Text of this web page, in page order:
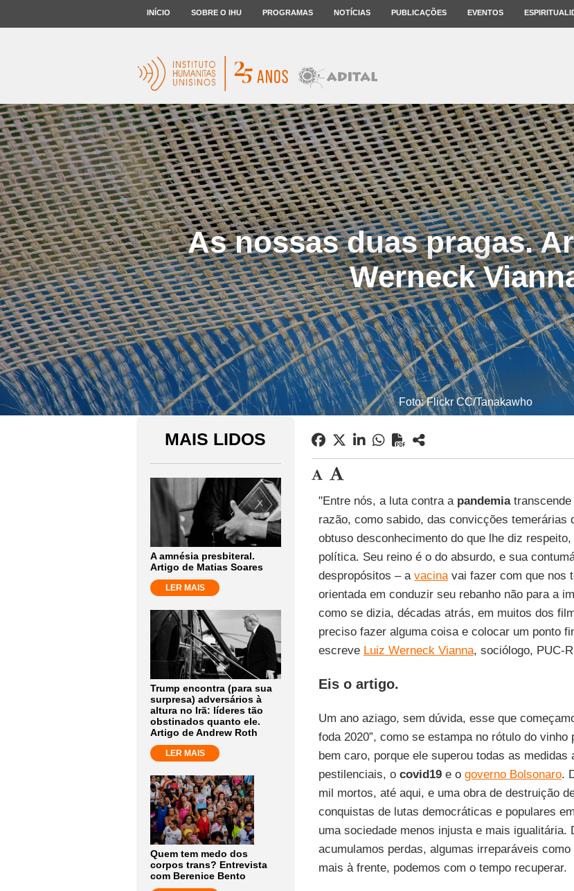
INÍCIO SOBRE O IHU PROGRAMAS NOTÍCIAS PUBLICAÇÕES EVENTOS
As nossas duas pragas.
Werneck
Foto: Flickr CC/Tanakawho
MAIS LIDOS
A amnésia presbiteral.
Artigo de Matias Soares
LER MAIS
Trump encontra (para sua
surpresa) adversários à
altura no Irã: líderes tão
obstinados quanto ele.
Artigo de Andrew Roth
LER MAIS
Quem tem medo dos
corpos trans? Entrevista
com Berenice Bento
"Entre nós, a luta contra a pandemiatranscende
razão, como sabido, das convicções temerárias
obtuso desconhecimento do que lhe diz
política. Seu reino é o do absurdo, e sua
despropósitos – a vacinavai fazer com que nos
orientada em conduzir seu rebanho não para a
como se dizia, décadas atrás, em muitos dos
preciso fazer alguma coisa e colocar um ponto
escreve Luiz Werneck Vianna, sociólogo, PUC-
Eis o artigo.
Um ano aziago, sem dúvida, esse que
foda 2020”, como se estampa no rótulo do vinho
bem caro, porque ele superou todas as medidas
pestilenciais, o covid19e o governo Bolsonaro.
mil mortos, até aqui, e uma obra de destruição
conquistas de lutas democráticas e populares
uma sociedade menos injusta e mais
acumulamos perdas, algumas irreparáveis
mais à frente, podemos com o tempo recuperar.